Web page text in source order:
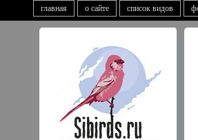
главная о сайте список видов